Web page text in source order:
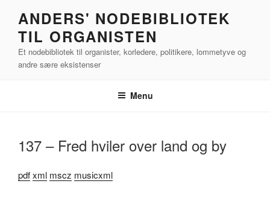
indhold
ANDERS' NODEBIBLIOTEK
TIL ORGANISTEN
Et nodebibliotek til organister, korledere, politikere, lommetyve og
andre sære eksistenser
Menu
137 – Fred hviler over land og by
pdfxml mscz musicxml